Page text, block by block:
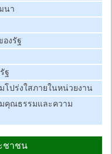
นา
งรัฐ
ฐ
โปร่งใสภายในหน่วยงาน
มคุณธรรมและความ
ชาชน